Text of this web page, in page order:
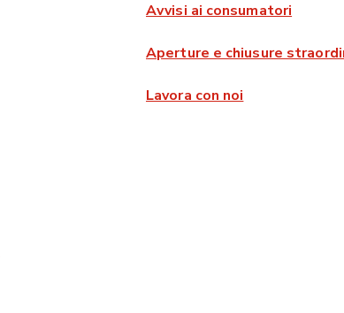
Avvisi ai consumatori
Aperture e chiusure
Lavora con noi